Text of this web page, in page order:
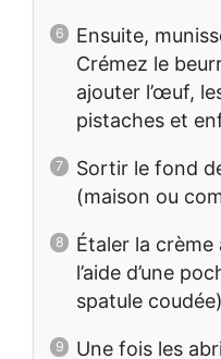
Ensuite,
Crémez le
ajouter l’œuf,
pistaches et
Sortir le fond
(maison ou
Étaler la
l’aide d’une
spatule
Une fois les